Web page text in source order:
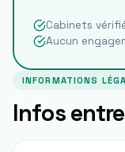
Cabinets
Aucun
INFORMATIONS
Infos